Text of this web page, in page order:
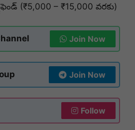
(₹5,000 – ₹15,000 వరకు)
Join Now
Join Now
Follow